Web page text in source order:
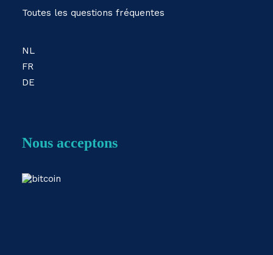
Toutes les questions fréquentes
NL
FR
DE
Nous acceptons